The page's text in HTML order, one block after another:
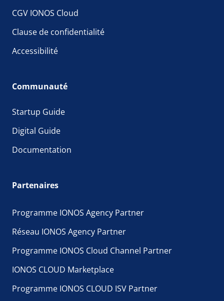
CGV IONOS Cloud
Clause de confidentialité
Accessibilité
Communauté
Startup Guide
Digital Guide
Documentation
Partenaires
Programme IONOS Agency Partner
Réseau IONOS Agency Partner
Programme IONOS Cloud Channel Partner
IONOS CLOUD Marketplace
Programme IONOS CLOUD ISV Partner